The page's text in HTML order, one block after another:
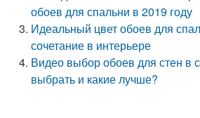
обоев для спальни в 2019 году
Идеальный цвет обоев для
сочетание в интерьере
Видео выбор обоев для стен в
выбрать и какие лучше?